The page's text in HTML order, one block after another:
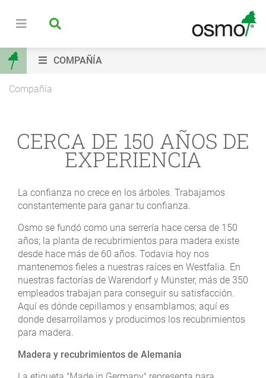
COMPAÑÍA
Compañía
CERCA DE 150 AÑOS DE
EXPERIENCIA
La confianza no crece en los árboles. Trabajamos
constantemente para ganar tu confianza.
Osmo se fundó como una serrería hace cersa de 150
años; la planta de recubrimientos para madera existe
desde hace más de 60 años. Todavia hoy nos
mantenemos fieles a nuestras raíces en Westfalia. En
nuestras factorías de Warendorf y Münster, más de 350
empleados trabajan para conseguir su satisfacción.
Aquí es dónde cepillamos y ensamblamos; aquí es
donde desarrollamos y producimos los recubrimientos
para madera.
Madera y recubrimientos de Alemania